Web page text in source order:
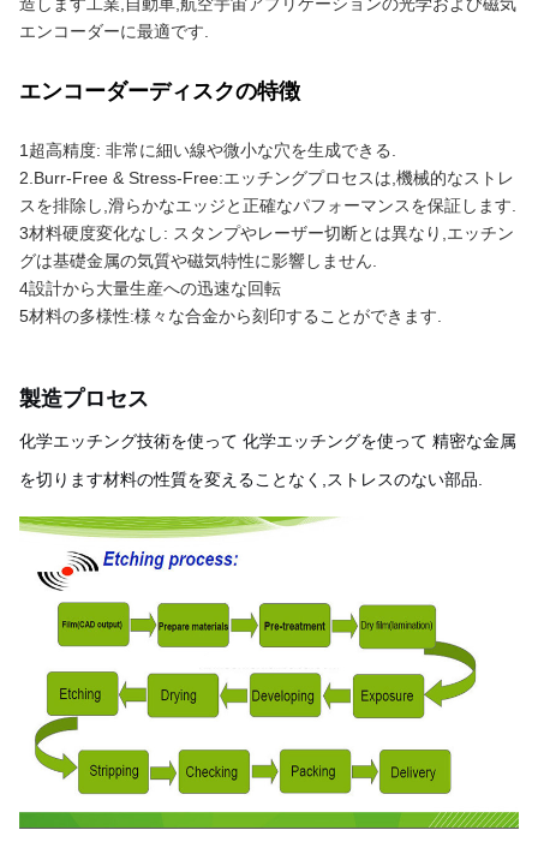
エンコーダーに最適です.
エンコーダーディスクの特徴
1超高精度: 非常に細い線や微小な穴を生成できる.
2.Burr-Free & Stress-Free:エッチングプロセスは,機械的なストレ
スを排除し,滑らかなエッジと正確なパフォーマンスを保証します.
3材料硬度変化なし: スタンプやレーザー切断とは異なり,エッチン
グは基礎金属の気質や磁気特性に影響しません.
4設計から大量生産への迅速な回転
5材料の多様性:様々な合金から刻印することができます.
製造プロセス
化学エッチング技術を使って 化学エッチングを使って 精密な金属
を切ります材料の性質を変えることなく,ストレスのない部品.